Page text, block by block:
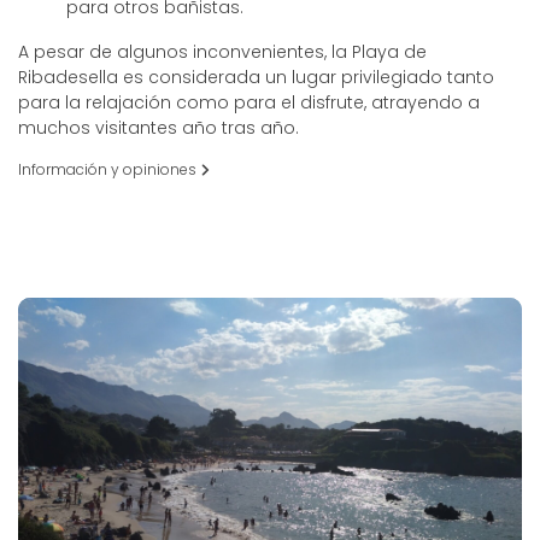
para otros bañistas.
A pesar de algunos inconvenientes, la Playa de
Ribadesella es considerada un lugar privilegiado tanto
para la relajación como para el disfrute, atrayendo a
muchos visitantes año tras año.
Información y opiniones